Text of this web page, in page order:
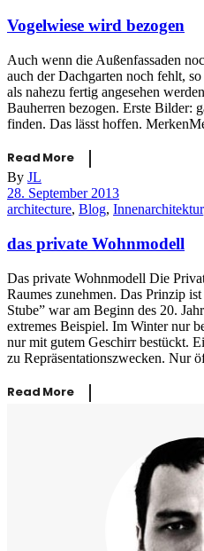
Vogelwiese wird bezogen
Auch wenn die Außenfassaden
auch der Dachgarten noch fehlt,
als nahezu fertig angesehen
Bauherren bezogen. Erste Bilder:
finden. Das lässt hoffen.
Read More
By JL
28. September 2013
architecture, Blog, Innenarchitektur
das private Wohnmodell
Das private Wohnmodell Die
Raumes zunehmen. Das Prinzip
Stube” war am Beginn des 20.
extremes Beispiel. Im Winter nur
nur mit gutem Geschirr bestückt.
zu Repräsentationszwecken.
Read More